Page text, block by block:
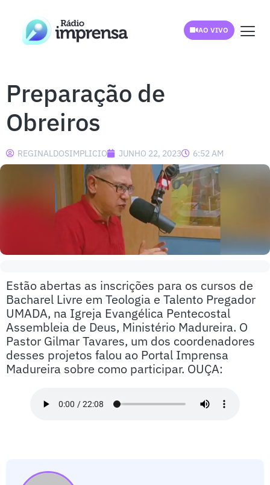
AO VIVO
Preparação de
Obreiros
REGINALDOSIMPLICIO JUNHO 22, 2023 6:52 AM
Estão abertas as inscrições para os cursos de
Bacharel Livre em Teologia e Talento Pregador
UMADA, na Igreja Evangélica Pentecostal
Assembleia de Deus, Ministério Madureira. O
Pastor Gilmar Tavares, um dos coordenadores
desses projetos falou ao Portal Imprensa
Madureira sobre como participar. OUÇA: